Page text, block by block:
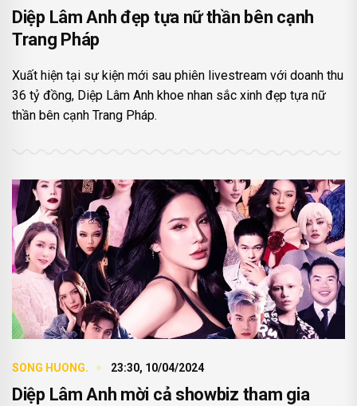
Diệp Lâm Anh đẹp tựa nữ thần bên cạnh
Trang Pháp
Xuất hiện tại sự kiện mới sau phiên livestream với doanh thu
36 tỷ đồng, Diệp Lâm Anh khoe nhan sắc xinh đẹp tựa nữ
thần bên cạnh Trang Pháp.
SONG HUONG. 23:30, 10/04/2024
Diệp Lâm Anh mời cả showbiz tham gia